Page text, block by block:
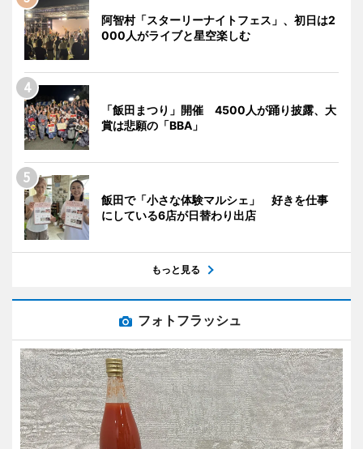
阿智村「スターリーナイトフェス」、初日は2
000人がライブと星空楽しむ
「飯田まつり」開催 4500人が踊り披露、大
賞は悲願の「BBA」
飯田で「小さな体験マルシェ」 好きを仕事
にしている6店が日替わり出店
もっと見る
フォトフラッシュ